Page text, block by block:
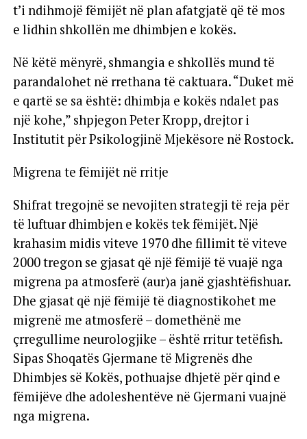
t’i ndihmojë fëmijët në plan afatgjatë që të mos
e lidhin shkollën me dhimbjen e kokës.
Në këtë mënyrë, shmangia e shkollës mund të
parandalohet në rrethana të caktuara. “Duket më
e qartë se sa është: dhimbja e kokës ndalet pas
një kohe,” shpjegon Peter Kropp, drejtor i
Institutit për Psikologjinë Mjekësore në Rostock.
Migrena te fëmijët në rritje
Shifrat tregojnë se nevojiten strategji të reja për
të luftuar dhimbjen e kokës tek fëmijët. Një
krahasim midis viteve 1970 dhe fillimit të viteve
2000 tregon se gjasat që një fëmijë të vuajë nga
migrena pa atmosferë (aur)a janë gjashtëfishuar.
Dhe gjasat që një fëmijë të diagnostikohet me
migrenë me atmosferë – domethënë me
çrregullime neurologjike – është rritur tetëfish.
Sipas Shoqatës Gjermane të Migrenës dhe
Dhimbjes së Kokës, pothuajse dhjetë për qind e
fëmijëve dhe adoleshentëve në Gjermani vuajnë
nga migrena.